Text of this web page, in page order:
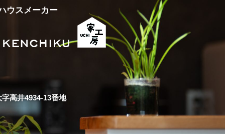
ウスメーカー
高井4934-13番地